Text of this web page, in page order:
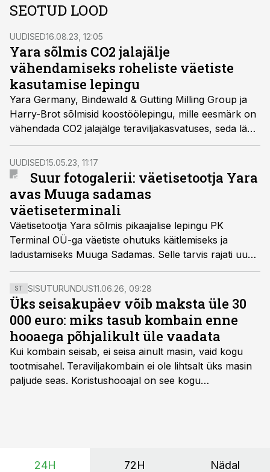
SEOTUD LOOD
UUDISED16.08.23, 12:05
Yara sõlmis CO2 jalajälje
vähendamiseks roheliste väetiste
kasutamise lepingu
Yara Germany, Bindewald & Gutting Milling Group ja
Harry-Brot sõlmisid koostöölepingu, mille eesmärk on
vähendada CO2 jalajälge teraviljakasvatuses, seda läbi
selle, et hakatakse kasutama n-ö rohelisi väetiseid.
Selleks hakkab väetisetootja Yara Saksamaal
Rostockis tootma hüdroenergia toel ammoniaakväetist.
UUDISED15.05.23, 11:17
Suur fotogalerii: väetisetootja Yara
avas Muuga sadamas
väetiseterminali
Väetisetootja Yara sõlmis pikaajalise lepingu PK
Terminal OÜ-ga väetiste ohutuks käitlemiseks ja
ladustamiseks Muuga Sadamas. Selle tarvis rajati uus
9500 m2 suurune kompleksladu.
ST SISUTURUNDUS11.06.26, 09:28
Üks seisakupäev võib maksta üle 30
000 euro: miks tasub kombain enne
hooaega põhjalikult üle vaadata
Kui kombain seisab, ei seisa ainult masin, vaid kogu
tootmisahel. Teraviljakombain ei ole lihtsalt üks masin
paljude seas. Koristushooajal on see kogu
24H 72H Nädal